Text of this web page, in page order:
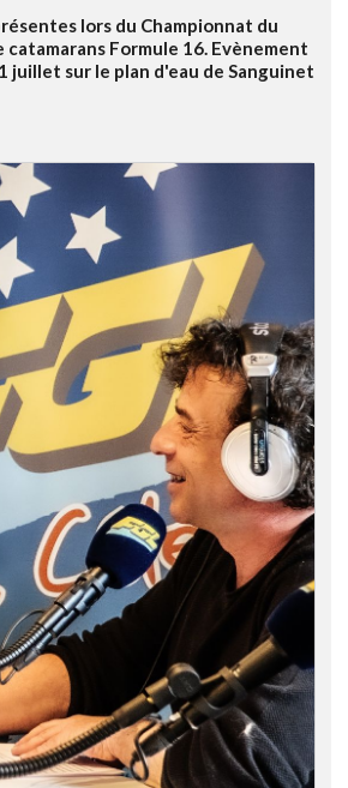
lors du Championnat du
catamarans Formule 16. Evènement
juillet sur le plan d'eau de Sanguinet